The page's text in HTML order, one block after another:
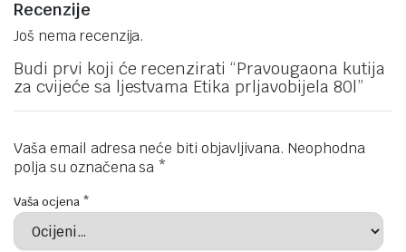
Recenzije
Još nema recenzija.
Budi prvi koji će recenzirati “Pravougaona kutija
za cvijeće sa ljestvama Etika prljavobijela 80l”
Vaša email adresa neće biti objavljivana. Neophodna
polja su označena sa *
Vaša ocjena *